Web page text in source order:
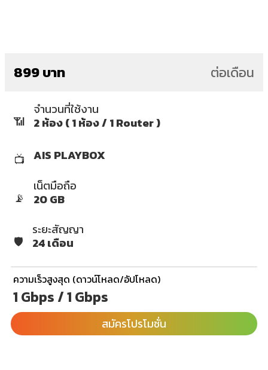
899 บาท ต่อเดือน
📶
จำนวนที่ใช้งาน
2 ห้อง ( 1 ห้อง / 1 Router )
📺 AIS PLAYBOX
📡
เน็ตมือถือ
20 GB
🛡️
ระยะสัญญา
24 เดือน
ความเร็วสูงสุด (ดาวน์โหลด/อัปโหลด)
1 Gbps / 1 Gbps
สมัครโปรโมชั่น